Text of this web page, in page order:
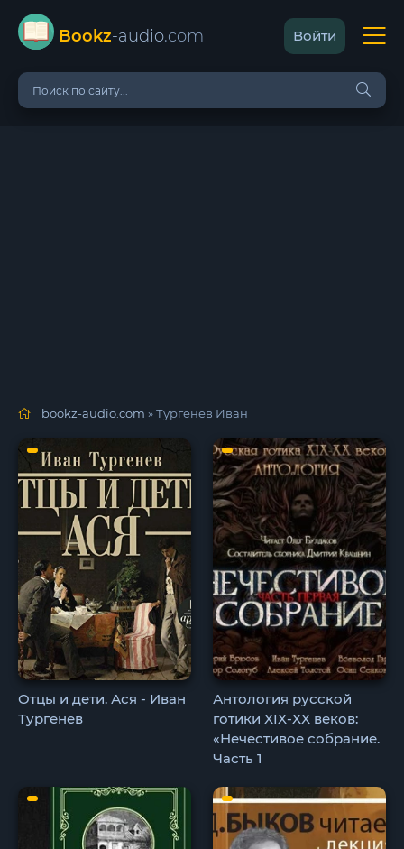
Bookz-audio.com Войти
bookz-audio.com » Тургенев Иван
Отцы и дети. Ася - Иван
Тургенев
Антология русской
готики XIX-XX веков:
«Нечестивое собрание.
Часть 1